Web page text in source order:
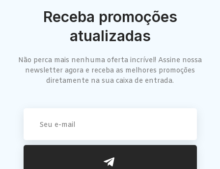
Receba promoções
atualizadas
Não perca mais nenhuma oferta incrível! Assine nossa
newsletter agora e receba as melhores promoções
diretamente na sua caixa de entrada.